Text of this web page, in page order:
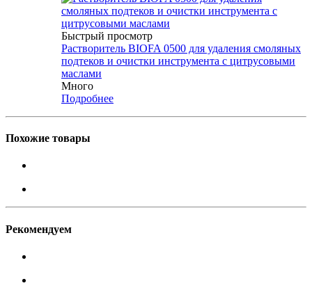
Быстрый просмотр
Растворитель BIOFA 0500 для удаления смоляных
подтеков и очистки инструмента с цитрусовыми
маслами
Много
Подробнее
Похожие товары
Рекомендуем